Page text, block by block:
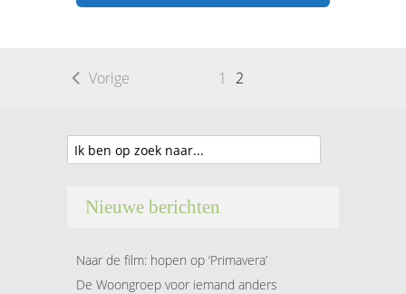
Vorige 1 2
Nieuwe berichten
Naar de film: hopen op ‘Primavera’
De Woongroep voor iemand anders